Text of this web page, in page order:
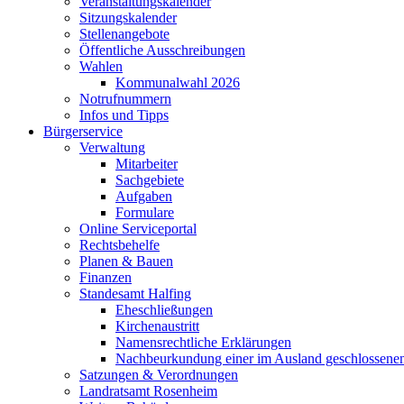
Sitzungskalender
Stellenangebote
Öffentliche Ausschreibungen
Wahlen
Kommunalwahl 2026
Notrufnummern
Infos und Tipps
Bürgerservice
Verwaltung
Mitarbeiter
Sachgebiete
Aufgaben
Formulare
Online Serviceportal
Rechtsbehelfe
Planen & Bauen
Finanzen
Standesamt Halfing
Eheschließungen
Kirchenaustritt
Namensrechtliche Erklärungen
Nachbeurkundung einer im Ausland
Satzungen & Verordnungen
Landratsamt Rosenheim